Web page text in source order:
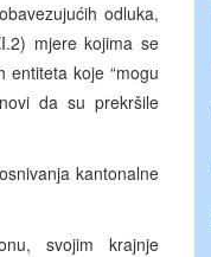
odluka,
mjere kojima se
entiteta koje “mogu
da su prekršile
kantonalne
svojim krajnje